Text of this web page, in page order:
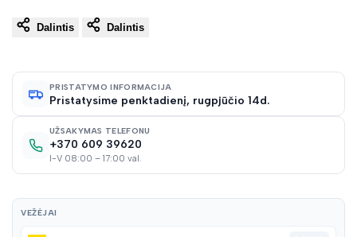
Dalintis Dalintis
PRISTATYMO INFORMACIJA
Pristatysime penktadienį, rugpjūčio 14d.
UŽSAKYMAS TELEFONU
+370 609 39620
I-V 08:00 – 17:00 val.
VEŽĖJAI